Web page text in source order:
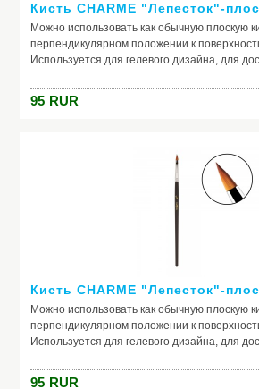
Кисть CHARME "Лепесток"-
Можно использовать как обычную плоскую
перпендикулярном положении к
Используется для гелевого дизайна, для
95 RUR
Кисть CHARME "Лепесток"-
Можно использовать как обычную плоскую
перпендикулярном положении к
Используется для гелевого дизайна, для
95 RUR